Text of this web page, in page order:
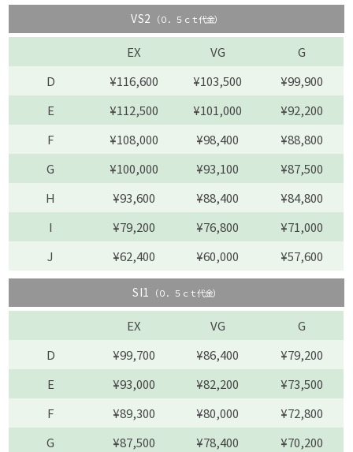
VS2 （０．５ｃｔ代金）
EX VG
G
D
¥116,600 ¥103,500
¥99,900
E
¥112,500 ¥101,000
¥92,200
F
¥108,000 ¥98,400
¥88,800
G
¥100,000 ¥93,100
¥87,500
H
¥93,600 ¥88,400
¥84,800
I
¥79,200 ¥76,800
¥71,000
J
¥62,400 ¥60,000 ¥57,600
SI1 （０．５ｃｔ代金）
EX VG
G
D
¥99,700 ¥86,400
¥79,200
E
¥93,000 ¥82,200
¥73,500
F
¥89,300 ¥80,000
¥72,800
G
¥87,500 ¥78,400
¥70,200